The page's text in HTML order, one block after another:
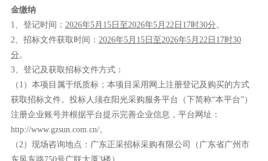
金缴纳
1
登记时间 ： 2026年5月 15日至 2026年5月 22 日 17时30分 。
2
招标文件获取时间： 2026年5月 15日至 2026年5月 22 日 17时30
分 。
3、 登记及获取招标文件方式：
（ 1） 本项目属于纸质标； 本项目采用网上注册登记及购买的方式
获取招标文件。 投标人须在阳光采购服务平台（下简称“本平台”）
注册企业账号并根据平台提示完善企业信息，平台网址：
http://www.gzsun.com.cn/。
（ 2）现场咨询地点： 广东正采招标采购有限公司
（广东省广州市